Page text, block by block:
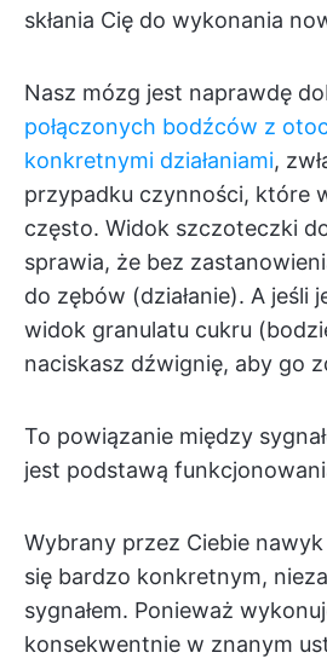
skłania Cię do wykonania
Nasz mózg jest naprawdę
połączonych bodźców z
konkretnymi działaniami,
przypadku czynności, które
często. Widok szczoteczki
sprawia, że bez
do zębów (działanie). A jeśli
widok granulatu cukru
naciskasz dźwignię, aby go
To powiązanie między
jest podstawą
Wybrany przez Ciebie
się bardzo konkretnym,
sygnałem. Ponieważ
konsekwentnie w znanym